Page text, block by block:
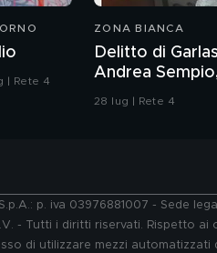
| Rete 4
ZONA BIANCA
Delitto di
Andrea Sempio, la
Procura di
28 lug | Rete 4
p. iva 03976881007 - Sede
- Tutti i diritti riservati. Rispetto
di utilizzare mezzi automatizzati